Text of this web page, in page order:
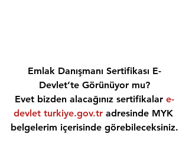
Emlak Danışmanı Sertifikası E-
Devlet’te Görünüyor mu?
Evet bizden alacağınız sertifikalar e-
devlet turkiye.gov.tr adresinde MYK
belgelerim içerisinde görebileceksiniz.